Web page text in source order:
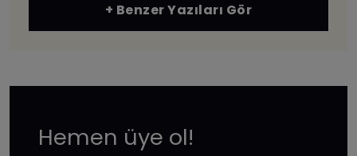
+ Benzer Yazıları Gör
Hemen üye ol!